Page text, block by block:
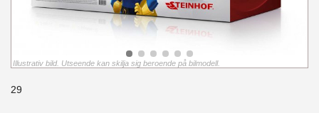
Illustrativ bild. Utseende kan skilja sig beroende på bilmodell.
29